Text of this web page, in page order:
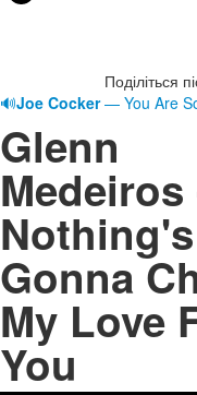
Поділіться
🔊Joe Cocker— You Are
Glenn
Medeiros
Nothing's
Gonna
My Love
You